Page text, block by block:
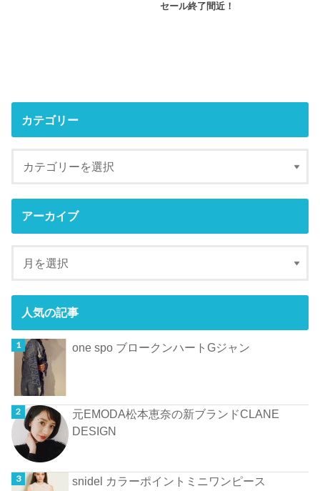
セール終了間近！
カテゴリー
アーカイブ
人気の記事
one spo ブロークンハートGジャン
元EMODA松本恵奈の新ブランドCLANE
DESIGN
snidel カラーポイントミニワンピース